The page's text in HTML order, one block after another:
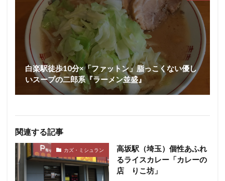
白楽駅徒歩10分×「ファットン」脂っこくない優し
いスープの二郎系『ラーメン並盛』
関連する記事
カズ・ミシュラン
高坂駅（埼玉）個性あふれ
るライスカレー「カレーの
店 りこ坊」